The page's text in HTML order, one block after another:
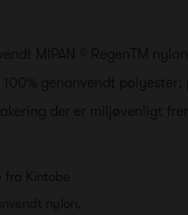
MIPAN ® RegenTM nylon
100% genanvendt polyester;
der er miljøvenligt
fra Kintobe
nylon,